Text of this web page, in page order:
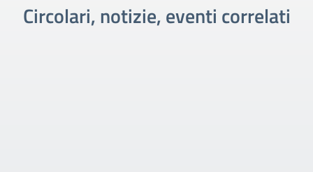
Circolari, notizie, eventi correlati